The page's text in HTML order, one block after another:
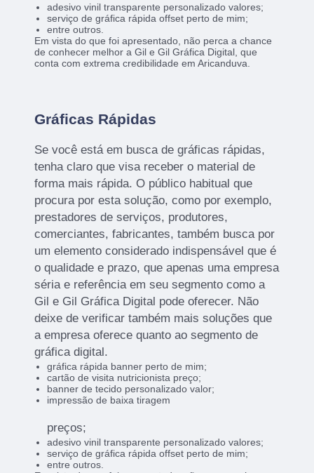
adesivo vinil transparente personalizado valores;
serviço de gráfica rápida offset perto de mim;
entre outros.
Em vista do que foi apresentado, não perca a chance
de conhecer melhor a Gil e Gil Gráfica Digital, que
conta com extrema credibilidade em Aricanduva.
Gráficas Rápidas
Se você está em busca de gráficas rápidas,
tenha claro que visa receber o material de
forma mais rápida. O público habitual que
procura por esta solução, como por exemplo,
prestadores de serviços, produtores,
comerciantes, fabricantes, também busca por
um elemento considerado indispensável que é
o qualidade e prazo, que apenas uma empresa
séria e referência em seu segmento como a
Gil e Gil Gráfica Digital pode oferecer. Não
deixe de verificar também mais soluções que
a empresa oferece quanto ao segmento de
gráfica digital.
gráfica rápida banner perto de mim;
cartão de visita nutricionista preço;
banner de tecido personalizado valor;
impressão de baixa tiragem
preços;
adesivo vinil transparente personalizado valores;
serviço de gráfica rápida offset perto de mim;
entre outros.